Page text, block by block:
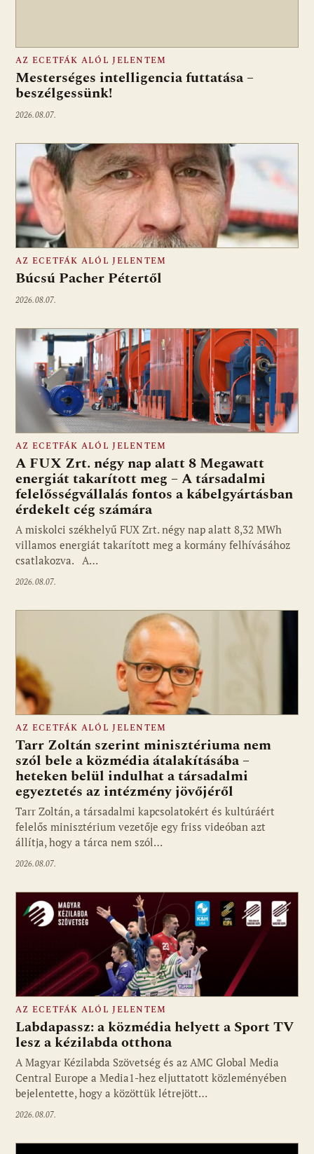
AZ ECETFÁK ALÓL JELENTEM
Mesterséges intelligencia futtatása –
beszélgessünk!
2026.08.07.
AZ ECETFÁK ALÓL JELENTEM
Búcsú Pacher Pétertől
2026.08.07.
AZ ECETFÁK ALÓL JELENTEM
A FUX Zrt. négy nap alatt 8 Megawatt
energiát takarított meg – A társadalmi
felelősségvállalás fontos a kábelgyártásban
érdekelt cég számára
A miskolci székhelyű FUX Zrt. négy nap alatt 8,32 MWh
villamos energiát takarított meg a kormány felhívásához
csatlakozva. A…
2026.08.07.
Fotó: media1.hu
AZ ECETFÁK ALÓL JELENTEM
Tarr Zoltán szerint minisztériuma nem
szól bele a közmédia átalakításába –
heteken belül indulhat a társadalmi
egyeztetés az intézmény jövőjéről
Tarr Zoltán, a társadalmi kapcsolatokért és kultúráért
felelős minisztérium vezetője egy friss videóban azt
állítja, hogy a tárca nem szól…
2026.08.07.
Fotó: media1.hu
AZ ECETFÁK ALÓL JELENTEM
Labdapassz: a közmédia helyett a Sport TV
lesz a kézilabda otthona
A Magyar Kézilabda Szövetség és az AMC Global Media
Central Europe a Media1-hez eljuttatott közleményében
bejelentette, hogy a közöttük létrejött…
2026.08.07.